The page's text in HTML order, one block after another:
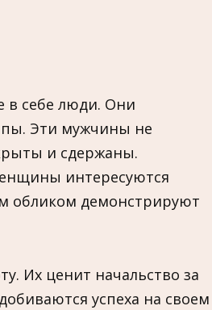
в себе люди. Они
Эти мужчины не
и сдержаны.
интересуются
обликом демонстрируют
Их ценит начальство за
успеха на своем